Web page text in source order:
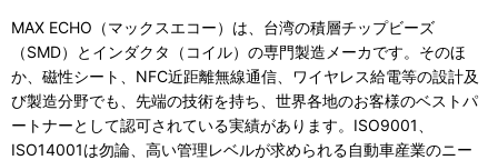
MAX ECHO（マックスエコー）は、台湾の積層チップビーズ
（SMD）とインダクタ（コイル）の専門製造メーカです。そのほ
か、磁性シート、NFC近距離無線通信、ワイヤレス給電等の設計及
び製造分野でも、先端の技術を持ち、世界各地のお客様のベストパ
ートナーとして認可されている実績があります。ISO9001、
ISO14001は勿論、高い管理レベルが求められる自動車産業のニー